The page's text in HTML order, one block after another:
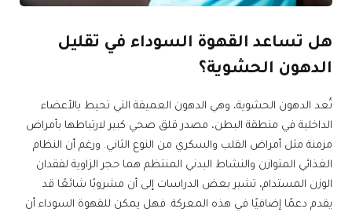
هل تساعد القهوة السوداء في تقليل
الدهون الحشوية؟
تُعد الدهون الحشوية، وهي الدهون العميقة التي تحيط بالأعضاء
الداخلية في منطقة البطن، مصدر قلق صحي كبير لارتباطها بأمراض
مزمنة مثل أمراض القلب والسكري من النوع الثاني. ورغم أن النظام
الغذائي المتوازن والنشاط البدني المنتظم هما حجر الزاوية لفقدان
الوزن المستدام، تشير بعض الدراسات إلى أن مشروبًا شائعًا قد
يقدم دعمًا إضافيًا في هذه المعركة. فهل يمكن للقهوة السوداء أن